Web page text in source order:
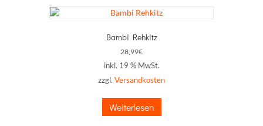
Bambi Rehkitz
28,99€
inkl. 19 % MwSt.
zzgl. Versandkosten
Weiterlesen